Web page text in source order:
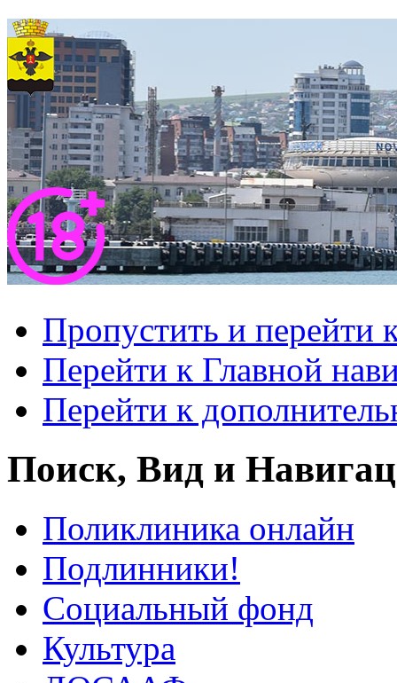
Пропустить и перейти
Перейти к Главной
Перейти к
Поиск, Вид и
Поликлиника онлайн
Подлинники!
Социальный фонд
Культура